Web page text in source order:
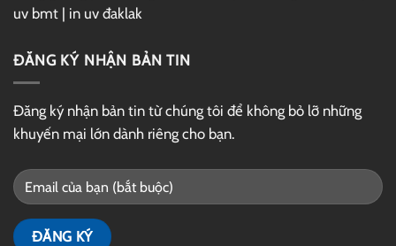
uv bmt | in uv đaklak
ĐĂNG KÝ NHẬN BẢN TIN
Đăng ký nhận bản tin từ chúng tôi để không bỏ lỡ những
khuyến mại lớn dành riêng cho bạn.